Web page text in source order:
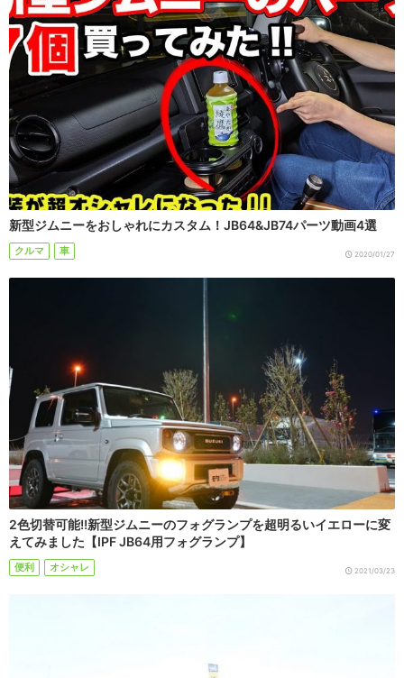
新型ジムニーをおしゃれにカスタム！JB64&JB74パーツ動画4選
クルマ 車 2020/01/27
2色切替可能!!新型ジムニーのフォグランプを超明るいイエローに変
えてみました【IPF JB64用フォグランプ】
便利 オシャレ 2021/03/23